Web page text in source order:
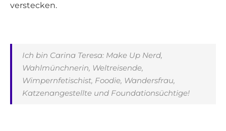
verstecken.
Ich bin Carina Teresa: Make Up Nerd,
Wahlmünchnerin, Weltreisende,
Wimpernfetischist, Foodie, Wandersfrau,
Katzenangestellte und Foundationsüchtige!